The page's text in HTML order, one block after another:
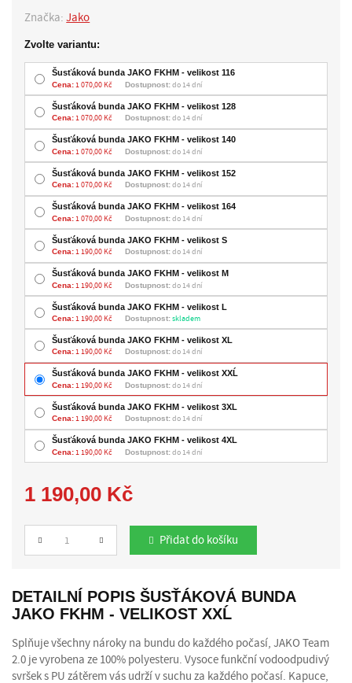
Značka:Jako
Zvolte variantu:
Šusťáková bunda JAKO FKHM - velikost 116
Cena:1 070,00 Kč Dostupnost:do 14 dní
Šusťáková bunda JAKO FKHM - velikost 128
Cena:1 070,00 Kč Dostupnost:do 14 dní
Šusťáková bunda JAKO FKHM - velikost 140
Cena:1 070,00 Kč Dostupnost:do 14 dní
Šusťáková bunda JAKO FKHM - velikost 152
Cena:1 070,00 Kč Dostupnost:do 14 dní
Šusťáková bunda JAKO FKHM - velikost 164
Cena:1 070,00 Kč Dostupnost:do 14 dní
Šusťáková bunda JAKO FKHM - velikost S
Cena:1 190,00 Kč Dostupnost:do 14 dní
Šusťáková bunda JAKO FKHM - velikost M
Cena:1 190,00 Kč Dostupnost:do 14 dní
Šusťáková bunda JAKO FKHM - velikost L
Cena:1 190,00 Kč Dostupnost:skladem
Šusťáková bunda JAKO FKHM - velikost XL
Cena:1 190,00 Kč Dostupnost:do 14 dní
Šusťáková bunda JAKO FKHM - velikost XXĹ
Cena:1 190,00 Kč Dostupnost:do 14 dní
Šusťáková bunda JAKO FKHM - velikost 3XL
Cena:1 190,00 Kč Dostupnost:do 14 dní
Šusťáková bunda JAKO FKHM - velikost 4XL
Cena:1 190,00 Kč Dostupnost:do 14 dní
1 190,00 Kč
Počet Přidat do košíku
DETAILNÍ POPIS ŠUSŤÁKOVÁ BUNDA
JAKO FKHM - VELIKOST XXĹ
Splňuje všechny nároky na bundu do každého počasí, JAKO Team
2.0 je vyrobena ze 100% polyesteru. Vysoce funkční vodoodpudivý
svršek s PU zátěrem vás udrží v suchu za každého počasí. Kapuce,